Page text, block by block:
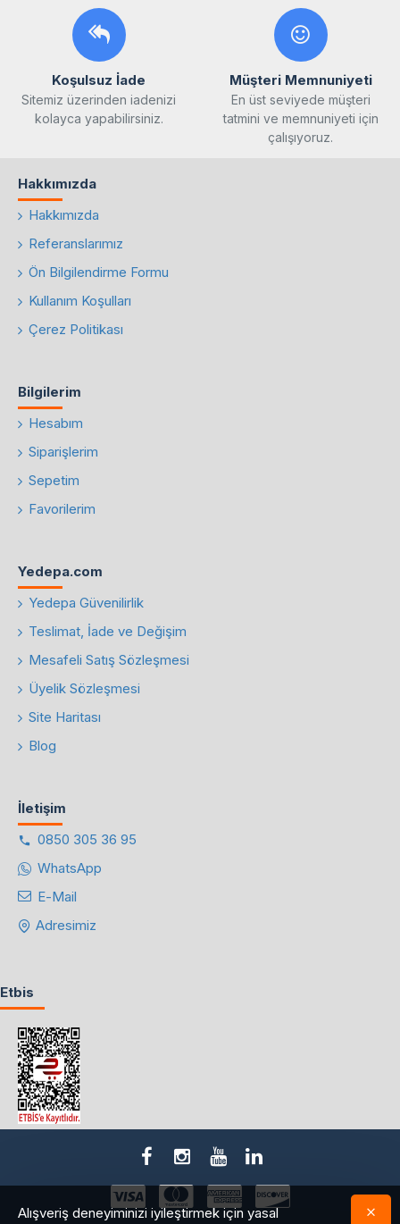
Alışveriş deneyiminizi iyileştirmek için yasal
Koşulsuz İade
Sitemiz üzerinden iadenizi
kolayca yapabilirsiniz.
Müşteri Memnuniyeti
En üst seviyede müşteri
tatmini ve memnuniyeti için
çalışıyoruz.
Hakkımızda
Hakkımızda
Referanslarımız
Ön Bilgilendirme Formu
Kullanım Koşulları
Çerez Politikası
Bilgilerim
Hesabım
Siparişlerim
Sepetim
Favorilerim
Yedepa.com
Yedepa Güvenilirlik
Teslimat, İade ve Değişim
Mesafeli Satış Sözleşmesi
Üyelik Sözleşmesi
Site Haritası
Blog
İletişim
0850 305 36 95
WhatsApp
E-Mail
Adresimiz
Etbis